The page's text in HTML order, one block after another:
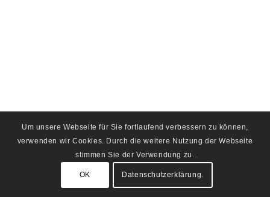
Um unsere Webseite für Sie fortlaufend verbessern zu können,
verwenden wir Cookies. Durch die weitere Nutzung der Webseite
stimmen Sie der Verwendung zu.
OK Datenschutzerklärung.